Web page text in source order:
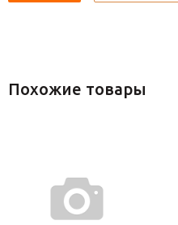
Похожие товары